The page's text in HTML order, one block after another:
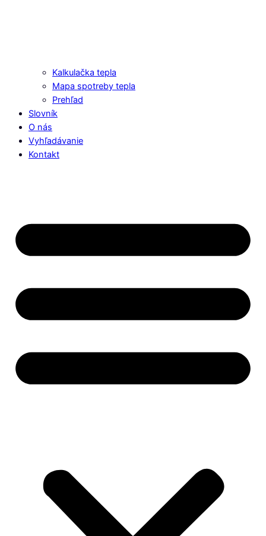
Kalkulačka tepla
Mapa spotreby tepla
Prehľad
Slovník
O nás
Vyhľadávanie
Kontakt